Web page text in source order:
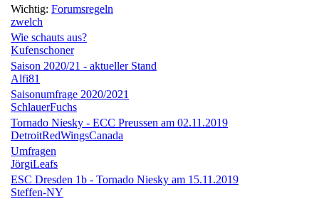
Wichtig: Forumsregeln
zwelch
Wie schauts aus?
Kufenschoner
Saison 2020/21 - aktueller Stand
Alfi81
Saisonumfrage 2020/2021
SchlauerFuchs
Tornado Niesky - ECC Preussen am 02.11.2019
DetroitRedWingsCanada
Umfragen
JörgiLeafs
ESC Dresden 1b - Tornado Niesky am 15.11.2019
Steffen-NY